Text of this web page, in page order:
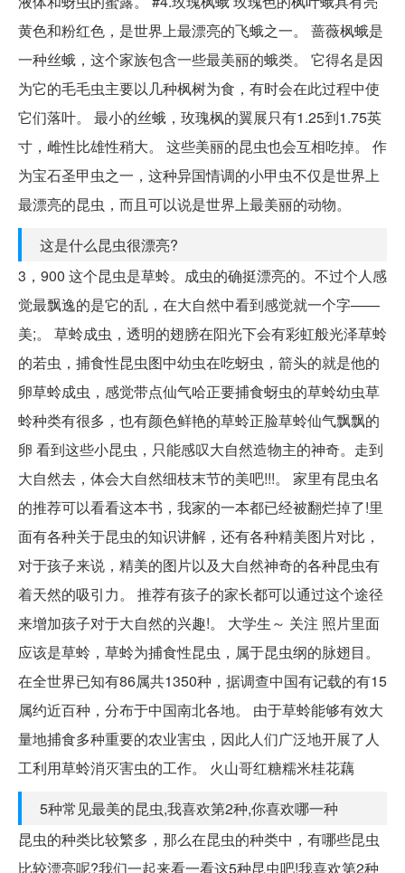
黄色和粉红色，是世界上最漂亮的飞蛾之一。 蔷薇枫蛾是
一种丝蛾，这个家族包含一些最美丽的蛾类。 它得名是因
为它的毛毛虫主要以几种枫树为食，有时会在此过程中使
它们落叶。 最小的丝蛾，玫瑰枫的翼展只有1.25到1.75英
寸，雌性比雄性稍大。 这些美丽的昆虫也会互相吃掉。 作
为宝石圣甲虫之一，这种异国情调的小甲虫不仅是世界上
最漂亮的昆虫，而且可以说是世界上最美丽的动物。
这是什么昆虫很漂亮?
3，900 这个昆虫是草蛉。成虫的确挺漂亮的。不过个人感
觉最飘逸的是它的乱，在大自然中看到感觉就一个字——
美;。 草蛉成虫，透明的翅膀在阳光下会有彩虹般光泽草蛉
的若虫，捕食性昆虫图中幼虫在吃蚜虫，箭头的就是他的
卵草蛉成虫，感觉带点仙气哈正要捕食蚜虫的草蛉幼虫草
蛉种类有很多，也有颜色鲜艳的草蛉正脸草蛉仙气飘飘的
卵 看到这些小昆虫，只能感叹大自然造物主的神奇。走到
大自然去，体会大自然细枝末节的美吧!!!。 家里有昆虫名
的推荐可以看看这本书，我家的一本都已经被翻烂掉了!里
面有各种关于昆虫的知识讲解，还有各种精美图片对比，
对于孩子来说，精美的图片以及大自然神奇的各种昆虫有
着天然的吸引力。 推荐有孩子的家长都可以通过这个途径
来增加孩子对于大自然的兴趣!。 大学生～ ​关注 照片里面
应该是草蛉，草蛉为捕食性昆虫，属于昆虫纲的脉翅目。
在全世界已知有86属共1350种，据调查中国有记载的有15
属约近百种，分布于中国南北各地。 由于草蛉能够有效大
量地捕食多种重要的农业害虫，因此人们广泛地开展了人
工利用草蛉消灭害虫的工作。 火山哥红糖糯米桂花藕
5种常见最美的昆虫,我喜欢第2种,你喜欢哪一种
昆虫的种类比较繁多，那么在昆虫的种类中，有哪些昆虫
比较漂亮呢?我们一起来看一看这5种昆虫吧!我喜欢第2种